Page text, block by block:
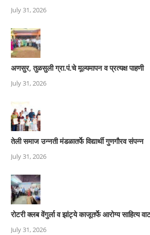
July 31, 2026
अणसुर, तुळसुली ग्रा.पं.चे मूल्यमापन व प्रत्यक्ष पाहणी
July 31, 2026
तेली समाज उन्नती मंडळातर्फे विद्यार्थी गुणगौरव संपन्न
July 31, 2026
रोटरी क्लब वेंगुर्ला व झांट्ये काजूतर्फे आरोग्य साहित्य
July 31, 2026